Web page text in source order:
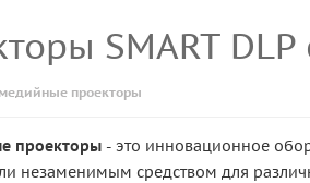
SMART
проекторы
проекторы - это инновационное
незаменимым средством для